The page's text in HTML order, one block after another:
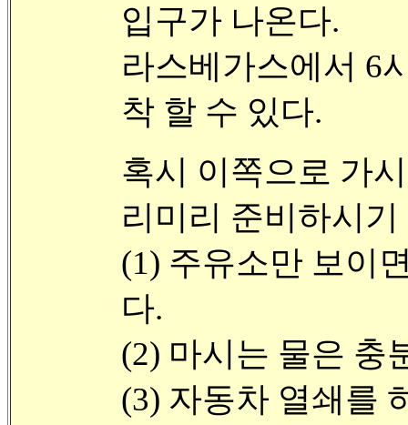
입구가 나온다.
라스베가스에서 6
착 할 수 있다.
혹시 이쪽으로 가
리미리 준비하시
(1) 주유소만 보이
다.
(2) 마시는 물은 충
(3) 자동차 열쇄를